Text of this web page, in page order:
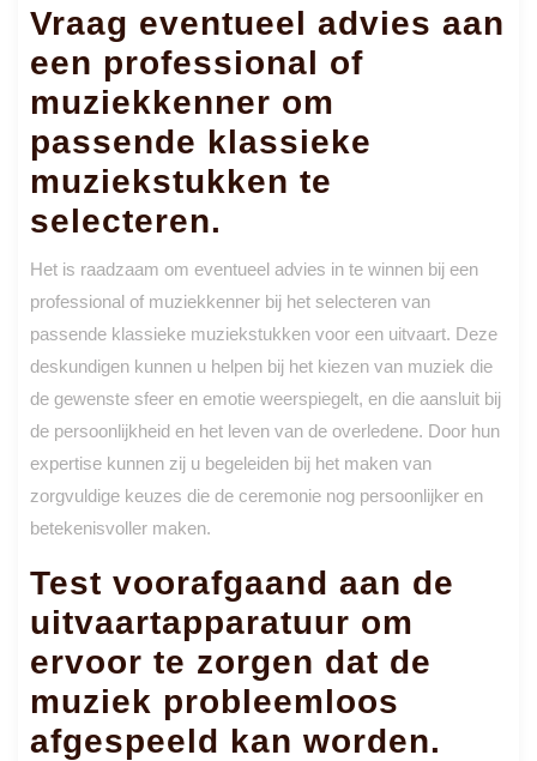
Vraag eventueel advies aan
een professional of
muziekkenner om
passende klassieke
muziekstukken te
selecteren.
Het is raadzaam om eventueel advies in te winnen bij een
professional of muziekkenner bij het selecteren van
passende klassieke muziekstukken voor een uitvaart. Deze
deskundigen kunnen u helpen bij het kiezen van muziek die
de gewenste sfeer en emotie weerspiegelt, en die aansluit bij
de persoonlijkheid en het leven van de overledene. Door hun
expertise kunnen zij u begeleiden bij het maken van
zorgvuldige keuzes die de ceremonie nog persoonlijker en
betekenisvoller maken.
Test voorafgaand aan de
uitvaartapparatuur om
ervoor te zorgen dat de
muziek probleemloos
afgespeeld kan worden.